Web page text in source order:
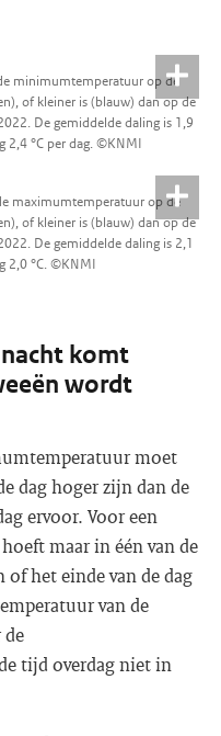
minimumtemperatuur op de
of kleiner is (blauw) dan op de
De gemiddelde daling is 1,9
2,4 °C per dag. ©KNMI
maximumtemperatuur op de
of kleiner is (blauw) dan op de
De gemiddelde daling is 2,1
2,0 °C. ©KNMI
nacht komt
wordt
moet
dag hoger zijn dan de
ervoor. Voor een
maar in één van de
of het einde van de dag
van de
de
tijd overdag niet in